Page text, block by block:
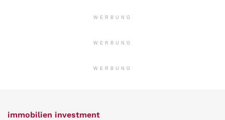
WERBUNG
WERBUNG
WERBUNG
immobilien investment